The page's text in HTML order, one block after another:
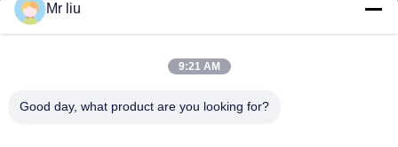
Γρήγοροι Σύνδεσμοι
Σχετικά Με Εμάς
Επισκέψεις Στο Εργοστάσιο
Έλεγχος Ποιότητας
Mr liu
9:21 AM
Good day, what product are you looking for?